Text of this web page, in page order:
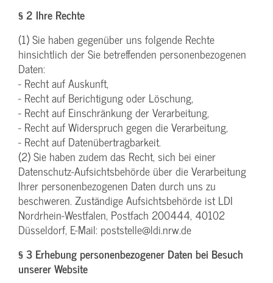
§ 2 Ihre Rechte
(1) Sie haben gegenüber uns folgende Rechte
hinsichtlich der Sie betreffenden personenbezogenen
Daten:
- Recht auf Auskunft,
- Recht auf Berichtigung oder Löschung,
- Recht auf Einschränkung der Verarbeitung,
- Recht auf Widerspruch gegen die Verarbeitung,
- Recht auf Datenübertragbarkeit.
(2) Sie haben zudem das Recht, sich bei einer
Datenschutz-Aufsichtsbehörde über die Verarbeitung
Ihrer personenbezogenen Daten durch uns zu
beschweren. Zuständige Aufsichtsbehörde ist LDI
Nordrhein-Westfalen, Postfach 200444, 40102
Düsseldorf, E-Mail: poststelle@ldi.nrw.de
§ 3 Erhebung personenbezogener Daten bei Besuch
unserer Website